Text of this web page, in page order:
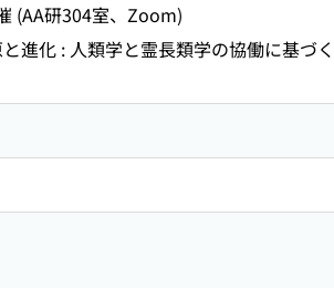
(AA研304室、Zoom)
進化 : 人類学と霊長類学の協働に基づ